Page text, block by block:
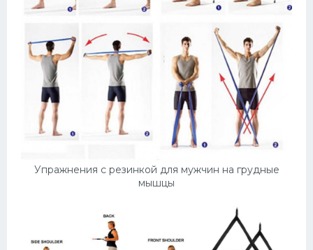
Упражнения с резинкой для мужчин на грудные
мышцы